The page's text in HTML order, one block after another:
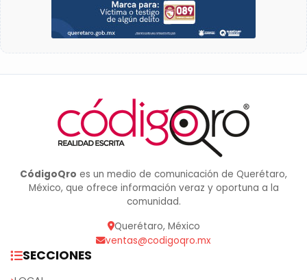
CódigoQro es un medio de comunicación de Querétaro,
México, que ofrece información veraz y oportuna a la
comunidad.
Querétaro, México
ventas@codigoqro.mx
SECCIONES